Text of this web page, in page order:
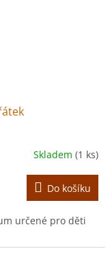
Skladem (1 ks)
Do košíku
určené pro děti